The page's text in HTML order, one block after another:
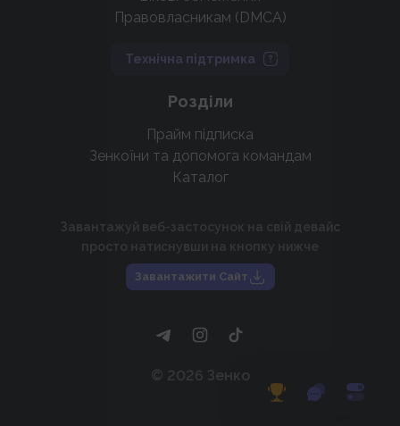
Правовласникам (DMCA)
Технічна підтримка
Розділи
Прайм підписка
Зенкоїни та допомога командам
Каталог
Завантажуй веб-застосунок на свій девайс
просто натиснувши на кнопку нижче
Завантажити Сайт
© 2026 Зенко